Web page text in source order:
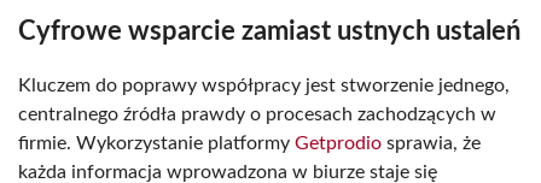
Cyfrowe wsparcie zamiast ustnych ustaleń
Kluczem do poprawy współpracy jest stworzenie jednego,
centralnego źródła prawdy o procesach zachodzących w
firmie. Wykorzystanie platformy Getprodio sprawia, że
każda informacja wprowadzona w biurze staje się